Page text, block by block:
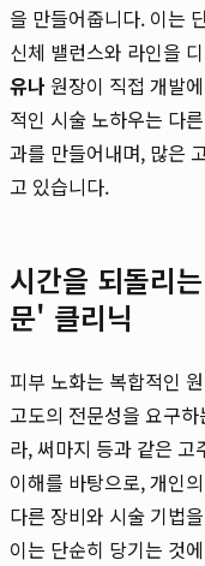
을 만들어줍니다. 이는
신체 밸런스와 라인을
유나 원장이 직접 개발
적인 시술 노하우는 다
과를 만들어내며, 많은
고 있습니다.
시간을 되돌리
문' 클리닉
피부 노화는 복합적인
고도의 전문성을 요구
라, 써마지 등과 같은
이해를 바탕으로, 개인
다른 장비와 시술 기법
이는 단순히 당기는 것